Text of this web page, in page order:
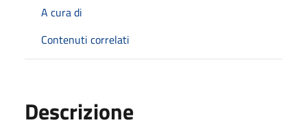
A cura di
Contenuti correlati
Descrizione